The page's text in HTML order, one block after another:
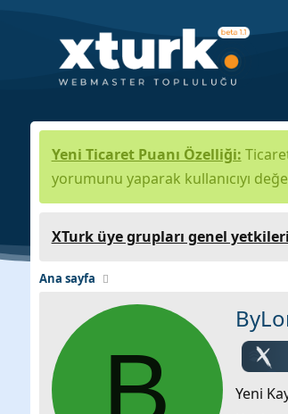
Yeni Ticaret Puanı Özelliği:
yorumunu yaparak kullanıcıyı
XTurk üye grupları genel yetkileri
Ana sayfa
B Yeni